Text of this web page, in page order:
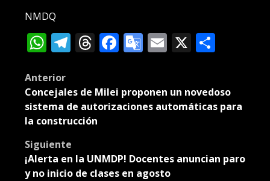
NMDQ
WhatsApp
Telegram
Threads
Facebook
Google
Email
X
Post
navigation
Anterior
Concejales de Milei proponen un novedoso
sistema de autorizaciones automáticas para
la construcción
Siguiente
¡Alerta en la UNMDP! Docentes anuncian paro
y no inicio de clases en agosto